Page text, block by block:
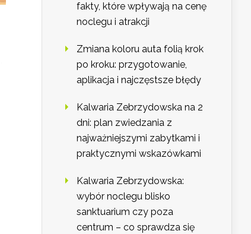
fakty, które wpływają na cenę
noclegu i atrakcji
Zmiana koloru auta folią krok
po kroku: przygotowanie,
aplikacja i najczęstsze błędy
Kalwaria Zebrzydowska na 2
dni: plan zwiedzania z
najważniejszymi zabytkami i
praktycznymi wskazówkami
Kalwaria Zebrzydowska:
wybór noclegu blisko
sanktuarium czy poza
centrum – co sprawdza się